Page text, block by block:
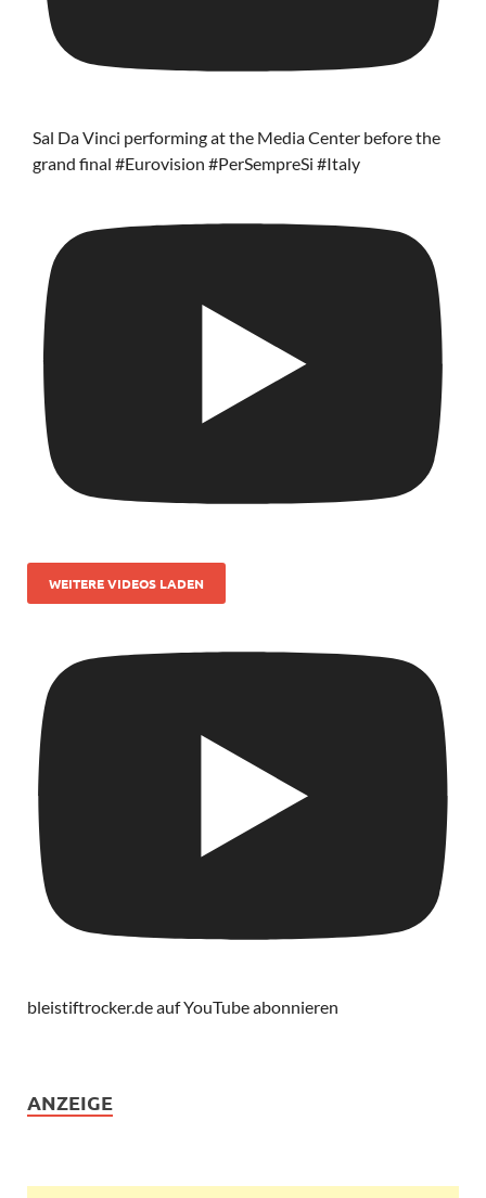
Sal Da Vinci performing at the Media Center before the
grand final #Eurovision #PerSempreSi #Italy
WEITERE VIDEOS LADEN
bleistiftrocker.de auf YouTube abonnieren
ANZEIGE